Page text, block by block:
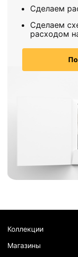
Сделаем
Сделаем
расходом
Коллекции
Магазины